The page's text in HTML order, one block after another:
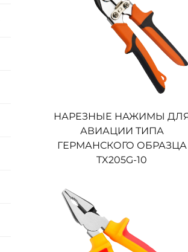
НАРЕЗНЫЕ НАЖИМЫ
АВИАЦИИ ТИПА
ГЕРМАНСКОГО ОБРАЗЦА
TX205G-10